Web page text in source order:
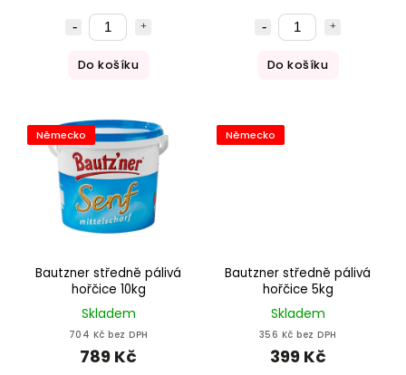
Do košíku Do košíku
Německo
Bautzner středně pálivá
hořčice 10kg
Skladem
704 Kč bez DPH
789 Kč
Německo
Bautzner středně pálivá
hořčice 5kg
Skladem
356 Kč bez DPH
399 Kč